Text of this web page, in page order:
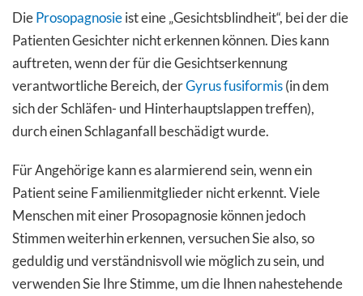
DieProsopagnosieist eine „Gesichtsblindheit“, bei der die
Patienten Gesichter nicht erkennen können. Dies kann
auftreten, wenn der für die Gesichtserkennung
verantwortliche Bereich, derGyrus fusiformis(in dem
sich der Schläfen- und Hinterhauptslappen treffen),
durch einen Schlaganfall beschädigt wurde.
Für Angehörige kann es alarmierend sein, wenn ein
Patient seine Familienmitglieder nicht erkennt. Viele
Menschen mit einer Prosopagnosie können jedoch
Stimmen weiterhin erkennen, versuchen Sie also, so
geduldig und verständnisvoll wie möglich zu sein, und
verwenden Sie Ihre Stimme, um die Ihnen nahestehende